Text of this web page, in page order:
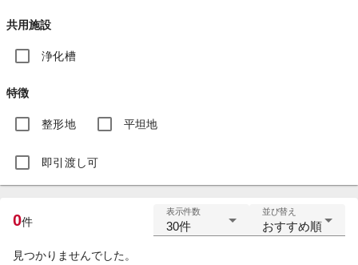
共用施設
浄化槽
特徴
整形地 平坦地
即引渡し可
0件
表示件数
30件
並び替え
おすすめ順
見つかりませんでした。